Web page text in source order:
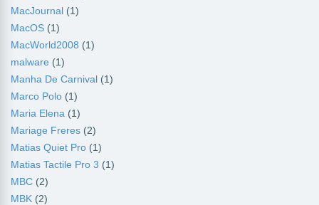
MacJournal (1)
MacOS (1)
MacWorld2008 (1)
malware (1)
Manha De Carnival (1)
Marco Polo (1)
Maria Elena (1)
Mariage Freres (2)
Matias Quiet Pro (1)
Matias Tactile Pro 3 (1)
MBC (2)
MBK (2)